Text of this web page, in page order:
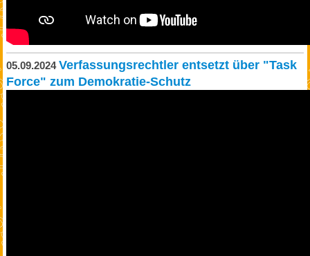
05.09.2024Verfassungsrechtler entsetzt über "Task
Force" zum Demokratie-Schutz